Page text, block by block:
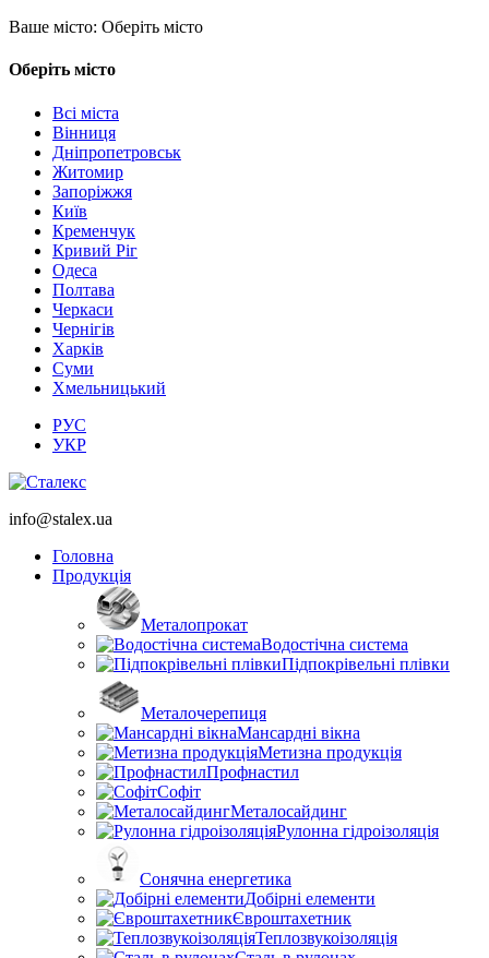
Ваше місто: Оберіть місто
Оберіть місто
Всі міста
Вінниця
Дніпропетровськ
Житомир
Запоріжжя
Київ
Кременчук
Кривий Ріг
Одеса
Полтава
Черкаси
Чернігів
Харків
Суми
Хмельницький
РУС
УКР
info@stalex.ua
Головна
Продукція
Металопрокат
Водостічна система
Підпокрівельні плівки
Металочерепиця
Мансардні вікна
Метизна продукція
Профнастил
Софіт
Металосайдинг
Рулонна гідроізоляція
Сонячна енергетика
Добірні елементи
Євроштахетник
Теплозвукоізоляція